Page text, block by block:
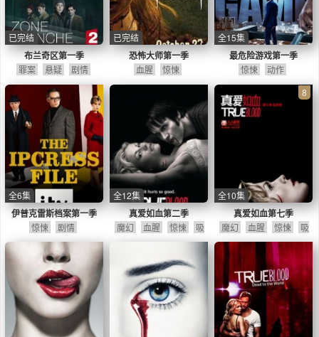
布兰奇区第一季
已完结
罪案 悬疑 剧情
恐怖大师第一季
已完结
血腥 惊悚
最危险游戏第一季
全15集
惊悚 动作
伊普克雷斯档案第一季
全6集
惊悚 剧情
真爱如血第二季
全12集
魔幻 血腥 惊悚
吸
剧情
真爱如血第七季
8
全10集
魔幻 血腥 惊悚
吸
血鬼
同性 剧情